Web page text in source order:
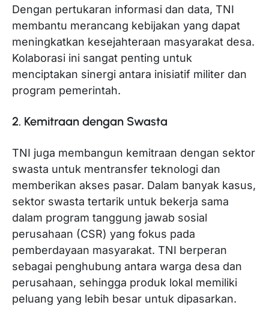
Dengan pertukaran informasi dan data, TNI
membantu merancang kebijakan yang dapat
meningkatkan kesejahteraan masyarakat desa.
Kolaborasi ini sangat penting untuk
menciptakan sinergi antara inisiatif militer dan
program pemerintah.
2. Kemitraan dengan Swasta
TNI juga membangun kemitraan dengan sektor
swasta untuk mentransfer teknologi dan
memberikan akses pasar. Dalam banyak kasus,
sektor swasta tertarik untuk bekerja sama
dalam program tanggung jawab sosial
perusahaan (CSR) yang fokus pada
pemberdayaan masyarakat. TNI berperan
sebagai penghubung antara warga desa dan
perusahaan, sehingga produk lokal memiliki
peluang yang lebih besar untuk dipasarkan.